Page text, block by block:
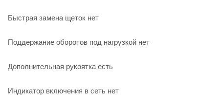
Быстрая замена щеток нет
Поддержание оборотов под нагрузкой нет
Дополнительная рукоятка есть
Индикатор включения в сеть нет